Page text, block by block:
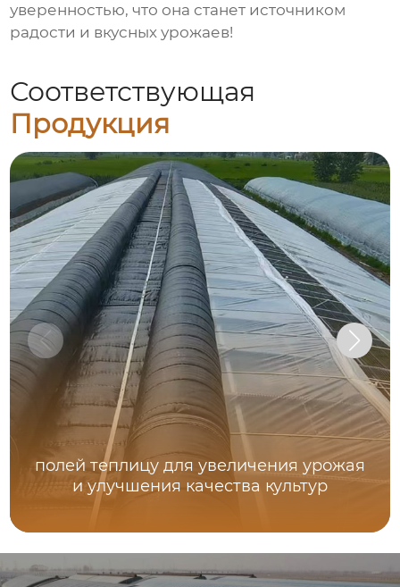
уверенностью, что она станет источником
радости и вкусных урожаев!
Соответствующая
Продукция
полей теплицу для увеличения урожая
и улучшения качества культур